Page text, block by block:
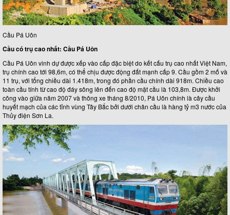
Cầu Pá Uôn
Cầu có trụ cao nhất: Cầu Pá Uôn
Cầu Pá Uôn vinh dự được xếp vào cấp đặc biệt do kết cấu trụ cao nhất Việt Nam,
trụ chính cao tới 98,6m, có thể chịu được động đất mạnh cấp 9. Cầu gồm 2 mố và
11 trụ, với tổng chiều dài 1.418m, trong đó phần cầu chính dài 918m. Chiều cao
toàn cầu tính từ cao độ đáy sông lên đến cao độ mặt cầu là 103,8m. Được khởi
công vào giữa năm 2007 và thông xe tháng 8/2010, Pá Uôn chính là cây cầu
huyết mạch của các tỉnh vùng Tây Bắc bởi dưới chân cầu là hàng tỷ m3 nước của
Thủy điện Sơn La.